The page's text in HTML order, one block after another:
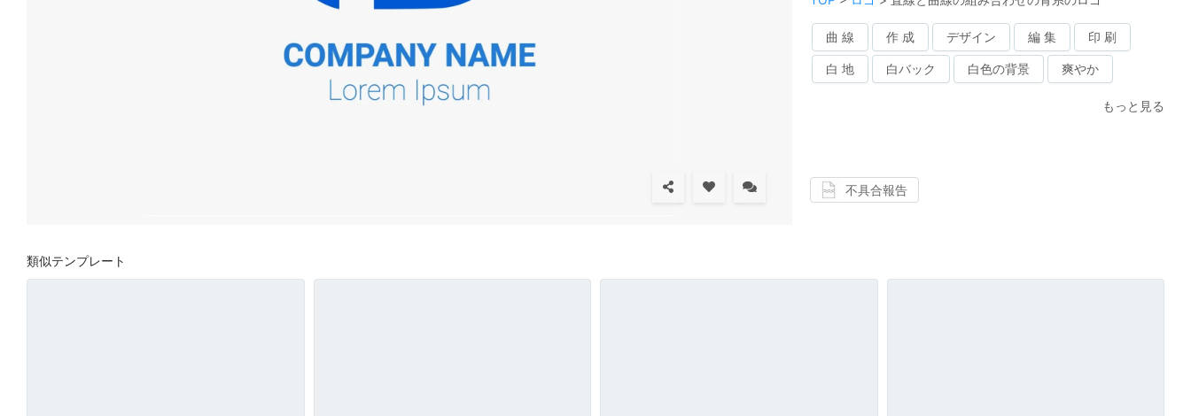
曲 線 作 成 デザイン 編 集 印 刷
白 地 白バック 白色の背景 爽やか
もっと見る
不具合報告
類似テンプレート